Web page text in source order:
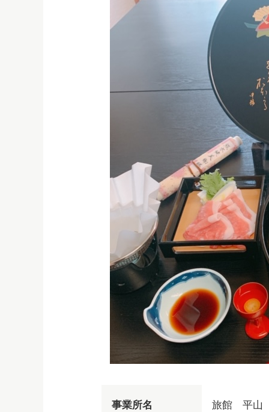
事業所名 旅館 平山